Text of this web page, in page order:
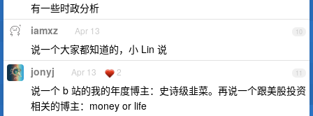
有一些时政分析
10
iamxz Apr 13
说一个大家都知道的，小 Lin 说
11
jonyj Apr 13 2
说一个 b 站的我的年度博主：史诗级韭菜。再说一个跟美股投资
相关的博主：money or life